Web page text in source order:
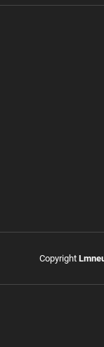
Copyright